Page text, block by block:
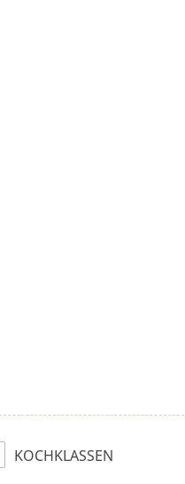
KOCHKLASSEN